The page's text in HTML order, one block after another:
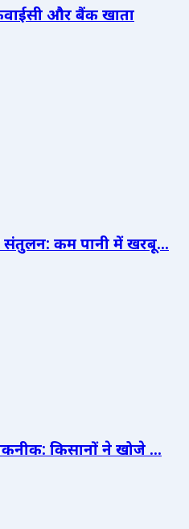
और बैंक खाता
कम पानी में खरबू...
किसानों ने खोजे ...